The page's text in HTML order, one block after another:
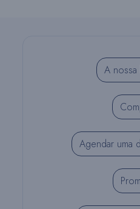
A nossa
Agendar uma